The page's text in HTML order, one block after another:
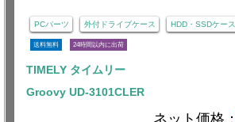
PCパーツ 外付ドライブケース HDD・SSDケース
送料無料 24時間以内に出荷
TIMELY タイムリー
Groovy UD-3101CLER